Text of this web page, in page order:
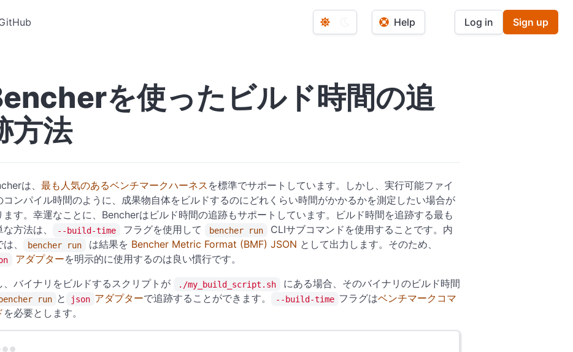
Help Log in Sign up
を使ったビルド時間の追
方法
は、 最も人気のあるベンチマークハーネス を標準でサポートしています。しかし、実行可能ファイ
コンパイル時間のように、成果物自体をビルドするのにどれくらい時間がかかるかを測定したい場合が
ます。幸運なことに、Bencherはビルド時間の追跡もサポートしています。ビルド時間を追跡する最も
方法は、
--build-time フラグを使用して bencher run
CLIサブコマンドを使用することです。内
、
bencher run は結果を Bencher Metric Format (BMF) JSON として出力します。そのため、
アダプターを明示的に使用するのは良い慣行です。
、バイナリをビルドするスクリプトが
./my_build_script.sh
にある場合、そのバイナリのビルド時間
run と json アダプターで追跡することができます。 --build-time フラグはベンチマークコマ
を必要とします。